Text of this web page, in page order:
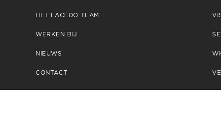
HET FACÉDO TEAM
WERKEN BIJ
NIEUWS
CONTACT